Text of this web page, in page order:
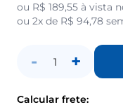
ou R$ 189,55 à vista
ou 2x de R$ 94,78
- 1 +
Calcular frete: